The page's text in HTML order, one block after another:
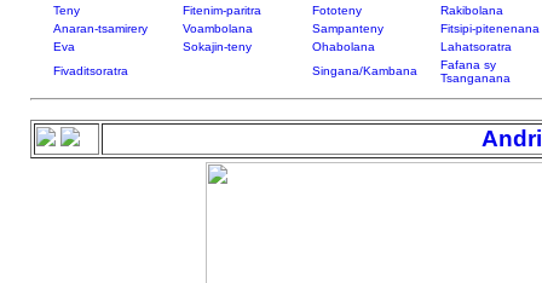
Teny Fitenim-paritra Fototeny
Rakibolana
Anaran-tsamirery
Voambolana Sampanteny
Fitsipi-pitenenana
Eva
Sokajin-teny Ohabolana
Lahatsoratra
Fivaditsoratra
Singana/Kambana
Fafana sy
Tsanganana